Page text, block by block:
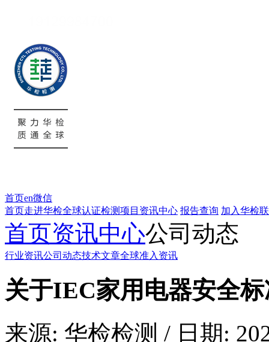
首页en微信
首页走进华检全球认证检测项目 资讯中心 报告查询 加入华检
首页资讯中心公司动态
行业资讯公司动态技术文章全球准入资讯
关于IEC家用电器安全
来源: 华检检测 / 日期: